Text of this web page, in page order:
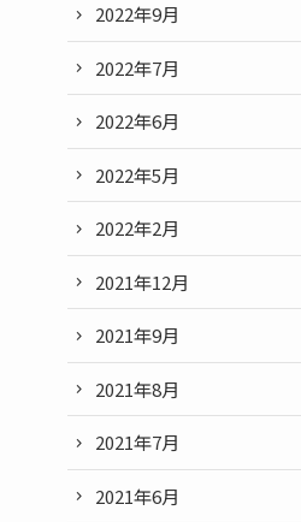
2022年9月
2022年7月
2022年6月
2022年5月
2022年2月
2021年12月
2021年9月
2021年8月
2021年7月
2021年6月